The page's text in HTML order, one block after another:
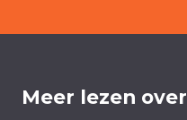
Meer lezen